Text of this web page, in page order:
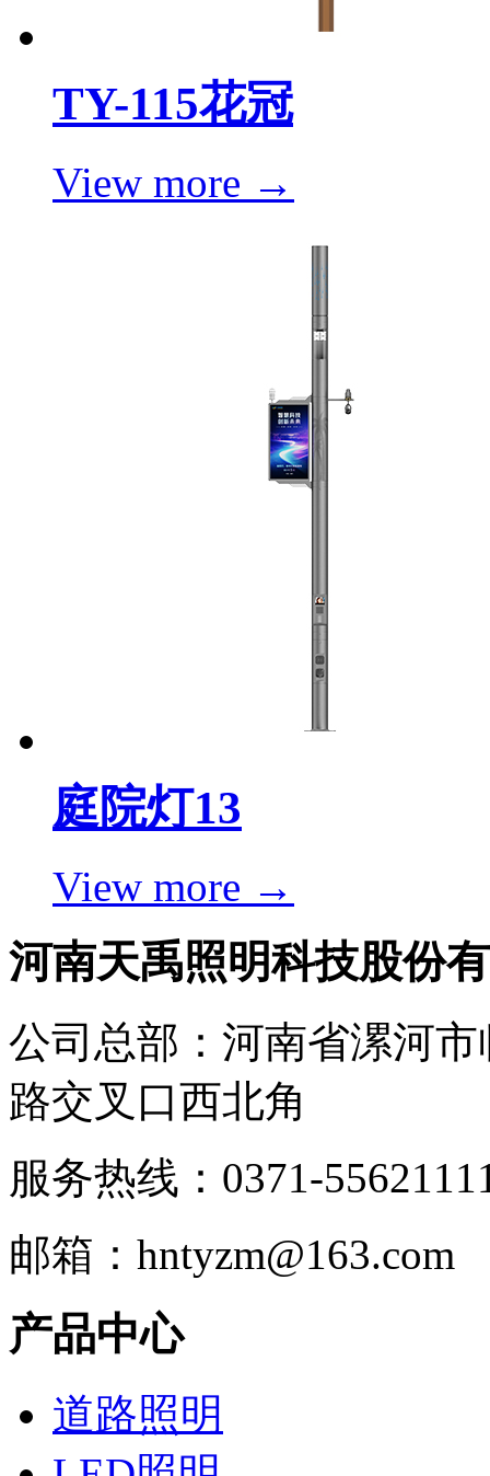
TY-115花冠
View more →
庭院灯13
View more →
河南天禹照明科技股份
公司总部：河南省漯河
路交叉口西北角
服务热线：0371-
邮箱：hntyzm@163.com
产品中心
道路照明